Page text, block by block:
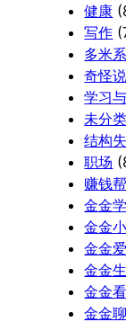
健康
写作
多米
奇怪
学习
未分类
结构
职场
赚钱
金金
金金
金金
金金
金金
金金